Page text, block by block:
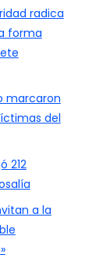
radica
forma
marcaron
del
212
a la